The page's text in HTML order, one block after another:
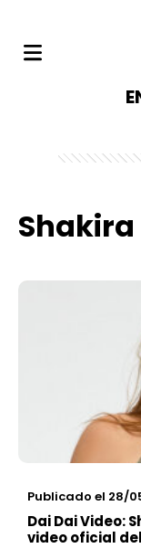
Shakira
Publicado el 28/
Dai Dai Video:
video oficial